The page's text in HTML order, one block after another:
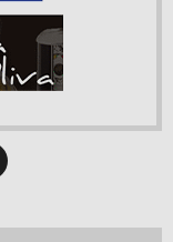
226円（税込）
中から探し、その